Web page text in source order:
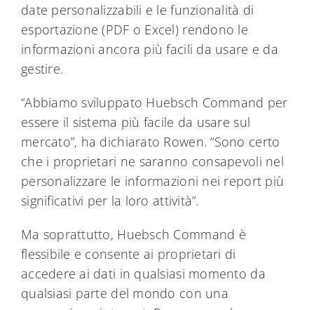
date personalizzabili e le funzionalità di
esportazione (PDF o Excel) rendono le
informazioni ancora più facili da usare e da
gestire.
“Abbiamo sviluppato Huebsch Command per
essere il sistema più facile da usare sul
mercato”, ha dichiarato Rowen. “Sono certo
che i proprietari ne saranno consapevoli nel
personalizzare le informazioni nei report più
significativi per la loro attività”.
Ma soprattutto, Huebsch Command è
flessibile e consente ai proprietari di
accedere ai dati in qualsiasi momento da
qualsiasi parte del mondo con una